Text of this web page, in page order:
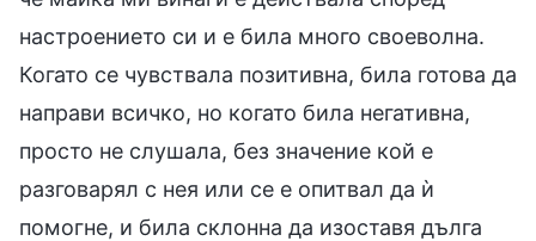
настроението си и е била много своеволна.
Когато се чувствала позитивна, била готова да
направи всичко, но когато била негативна,
просто не слушала, без значение кой е
разговарял с нея или се е опитвал да ѝ
помогне, и била склонна да изоставя дълга